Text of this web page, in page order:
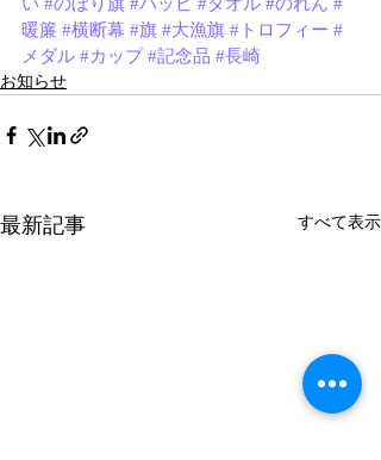
い #のぼり旗 #ハッピ #タオル #のれん #
暖簾 #横断幕 #旗 #大漁旗 #トロフィー #
メダル #カップ #記念品 #長崎
お知らせ
最新記事 すべて表示